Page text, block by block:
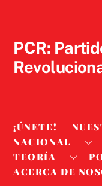
PCR:
¡ÚNETE!
NACIONAL
TEORÍA
ACERCA DE